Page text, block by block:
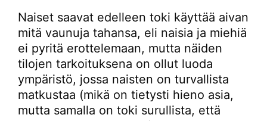
Naiset saavat edelleen toki käyttää aivan
mitä vaunuja tahansa, eli naisia ja miehiä
ei pyritä erottelemaan, mutta näiden
tilojen tarkoituksena on ollut luoda
ympäristö, jossa naisten on turvallista
matkustaa (mikä on tietysti hieno asia,
mutta samalla on toki surullista, että